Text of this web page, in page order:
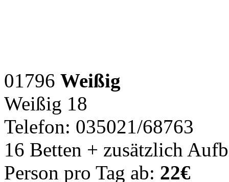
01796 Weißig
Weißig 18
Telefon: 035021/68763
16 Betten + zusätzlich
Person pro Tag ab: 22€